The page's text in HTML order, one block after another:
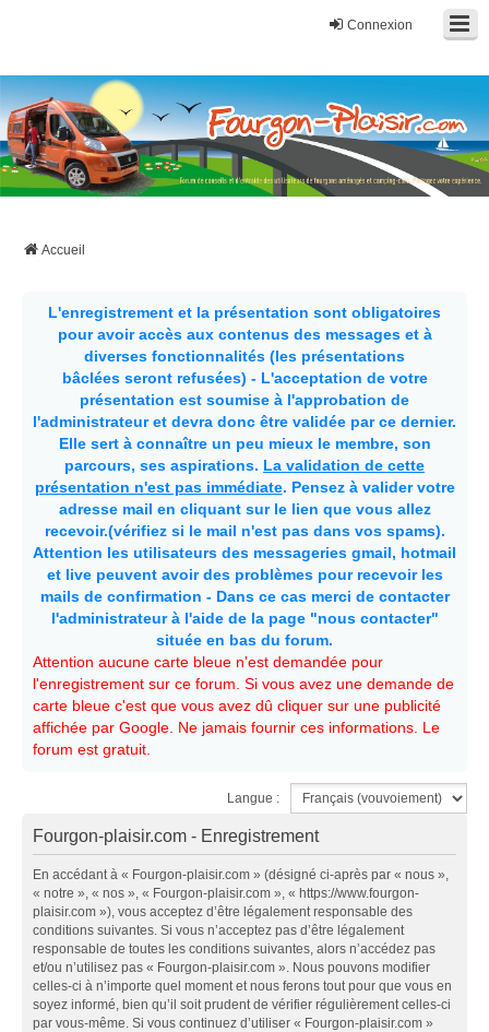
Connexion
Fourgon-plaisir.com
Forum de conseils et d'entraide des utilisateurs de fourgons, fourgons
aménagés, vans et de camping-car. Partagez votre expérience.
Accueil
L'enregistrement et la présentation sont obligatoires
pour avoir accès aux contenus des messages et à
diverses fonctionnalités (les présentations
bâclées seront refusées) - L'acceptation de votre
présentation est soumise à l'approbation de
l'administrateur et devra donc être validée par ce dernier.
Elle sert à connaître un peu mieux le membre, son
parcours, ses aspirations. La validation de cette
présentation n'est pas immédiate. Pensez à valider votre
adresse mail en cliquant sur le lien que vous allez
recevoir.(vérifiez si le mail n'est pas dans vos spams).
Attention les utilisateurs des messageries gmail, hotmail
et live peuvent avoir des problèmes pour recevoir les
mails de confirmation - Dans ce cas merci de contacter
l'administrateur à l'aide de la page "nous contacter"
située en bas du forum.
Attention aucune carte bleue n'est demandée pour
l'enregistrement sur ce forum. Si vous avez une demande de
carte bleue c'est que vous avez dû cliquer sur une publicité
affichée par Google. Ne jamais fournir ces informations. Le
forum est gratuit.
Langue :
Fourgon-plaisir.com - Enregistrement
En accédant à « Fourgon-plaisir.com » (désigné ci-après par « nous »,
« notre », « nos », « Fourgon-plaisir.com », « https://www.fourgon-
plaisir.com »), vous acceptez d’être légalement responsable des
conditions suivantes. Si vous n’acceptez pas d’être légalement
responsable de toutes les conditions suivantes, alors n’accédez pas
et/ou n’utilisez pas « Fourgon-plaisir.com ». Nous pouvons modifier
celles-ci à n’importe quel moment et nous ferons tout pour que vous en
soyez informé, bien qu’il soit prudent de vérifier régulièrement celles-ci
par vous-même. Si vous continuez d’utiliser « Fourgon-plaisir.com »